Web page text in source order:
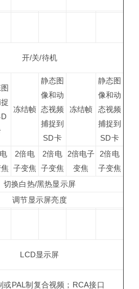
开/关/待机
冻结帧
静态图
像和动
态视频
捕捉到
SD卡
冻结帧
静态图
像和动
态视频
捕捉到
SD卡
2倍电
子变焦
2倍电
子变焦
2倍电子
变焦
2倍电
子变焦
切换白热/黑热显示屏
调节显示屏亮度
LCD显示屏
或PAL制复合视频；RCA接口